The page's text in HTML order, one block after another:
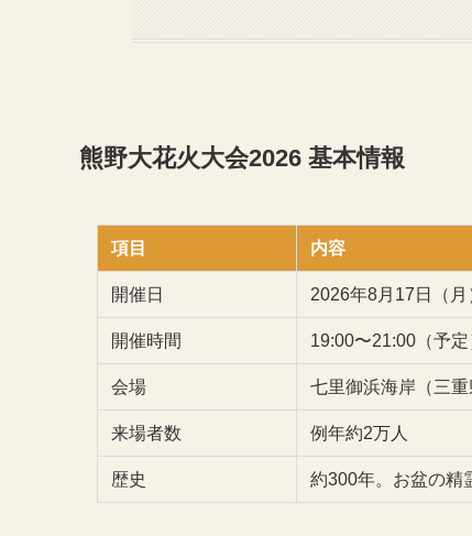
熊野大花火大会2026 基本情報
項目 内容
開催日 2026年8月17日（月
開催時間 19:00〜21:00（予定
会場 七里御浜海岸（三重
来場者数 例年約2万人
歴史 約300年。お盆の精